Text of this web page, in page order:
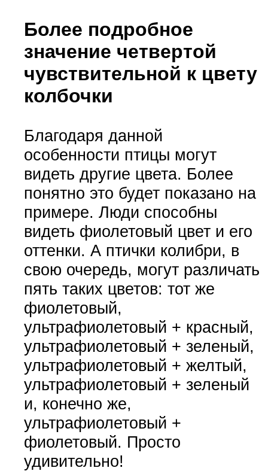
Более подробное
значение четвертой
чувствительной к цвету
колбочки
Благодаря данной
особенности птицы могут
видеть другие цвета. Более
понятно это будет показано на
примере. Люди способны
видеть фиолетовый цвет и его
оттенки. А птички колибри, в
свою очередь, могут различать
пять таких цветов: тот же
фиолетовый,
ультрафиолетовый + красный,
ультрафиолетовый + зеленый,
ультрафиолетовый + желтый,
ультрафиолетовый + зеленый
и, конечно же,
ультрафиолетовый +
фиолетовый. Просто
удивительно!